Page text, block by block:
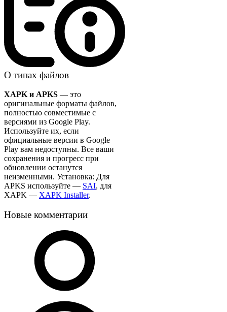
О типах файлов
XAPK и APKS — это
оригинальные форматы файлов,
полностью совместимые с
версиями из Google Play.
Используйте их, если
официальные версии в Google
Play вам недоступны. Все ваши
сохранения и прогресс при
обновлении останутся
неизменными. Установка: Для
APKS используйте — SAI, для
XAPK — XAPK Installer.
Новые комментарии